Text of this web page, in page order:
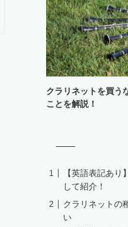
クラリネットを買う
ことを解説！
【英語表記あ
して紹介！
クラリネットの
い